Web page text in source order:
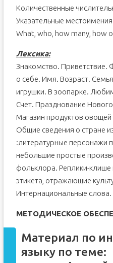
Количественные
Указательные
What, who, how many, how
Лексика:
Знакомство. Приветствие.
о себе. Имя. Возраст.
игрушки. В зоопарке.
Счет. Празднование
Магазин продуктов
Общие сведения о стране
:литературные персонажи
небольшие простые
фольклора. Реплики-клише
этикета, отражающие
Интернациональные слова.
МЕТОДИЧЕСКОЕ
Материал по
языку по теме: